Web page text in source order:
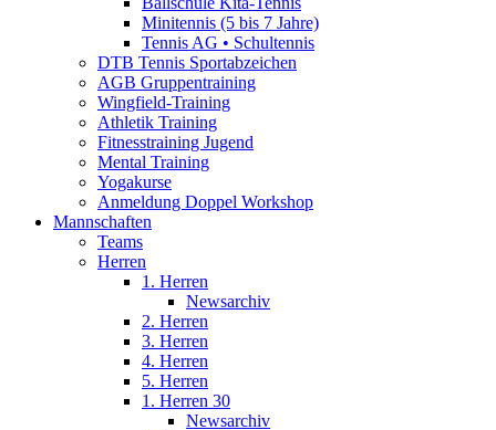
Minitennis (5 bis 7 Jahre)
Tennis AG • Schultennis
DTB Tennis Sportabzeichen
AGB Gruppentraining
Wingfield-Training
Athletik Training
Fitnesstraining Jugend
Mental Training
Yogakurse
Anmeldung Doppel Workshop
Mannschaften
Teams
Herren
1. Herren
Newsarchiv
2. Herren
3. Herren
4. Herren
5. Herren
1. Herren 30
Newsarchiv